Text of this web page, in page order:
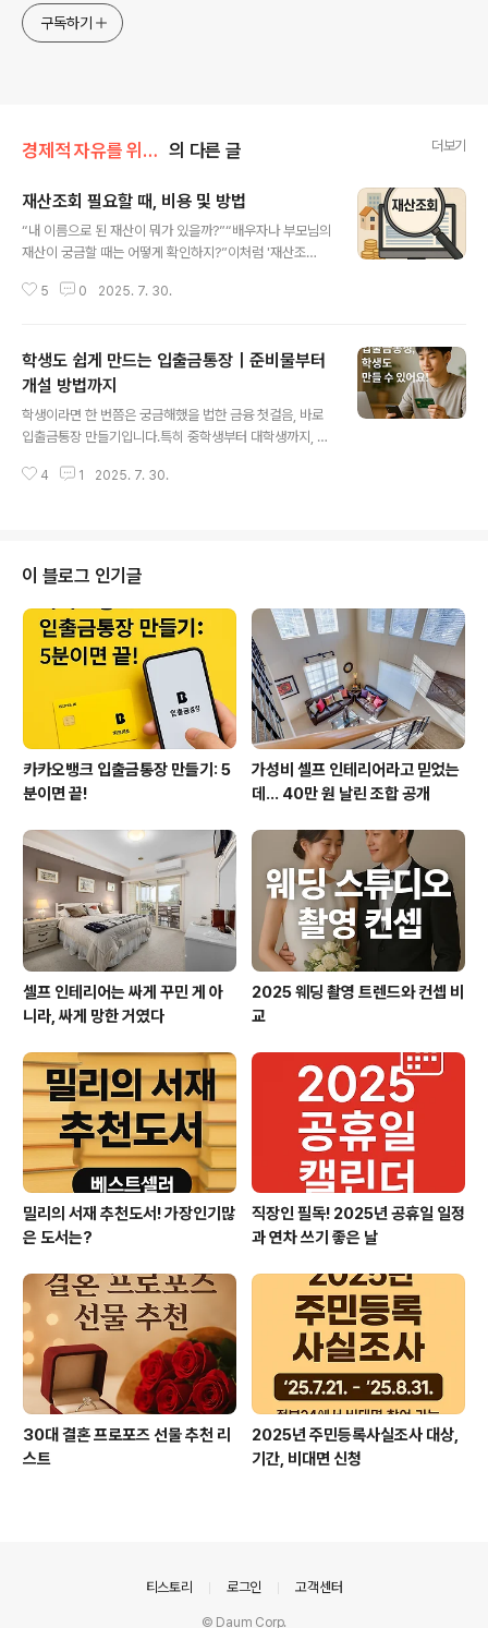
구독하기
경제적 자유를 위한 길 의 다른 글 더보기
재산조회 필요할 때, 비용 및 방법
“내 이름으로 된 재산이 뭐가 있을까?”“배우자나 부모님의
재산이 궁금할 때는 어떻게 확인하지?”이처럼 '재산조
리 등 다양한 상황에서 반드시 거쳐야 하는 중요한 절차입
절차를 말합니다.과거에는 관련 기관을 일일이 방문해야
했지만, 현재는 정부24, 홈택스, 대법원 인터넷 등기소, 금
융감독원 등 온라인 서비스를 통해 상당 부분 간편하게 확
인할 수 있게 되었습니다.재산조회의 주요 대상 – 어떤 정
보를 확인할 수 있나요?재산조회 서비스는 다음과 같은 자
산 항목을 조회하는 데 유용합니다:부동산: 토지, 아파트,
5 0 2025. 7. 30.
학생도 쉽게 만드는 입출금통장｜준비물부터
개설 방법까지
학생이라면 한 번쯤은 궁금해했을 법한 금융 첫걸음, 바로
입출금통장 만들기입니다.특히 중학생부터 대학생까지, 용
명의의 입출금통장 개설이 필수적입니다.그렇다면 학생은
년이라면 학생 본인 명의의 입출금통장 개설이 가능합니
다.단, 만 19세 미만의 미성년자는 반드시 법정대리인(보통
부모)의 동의가 필요하며,개설 가능한 계좌 수나 이용 가능
한 서비스에는 제한이 있을 수 있습니다.만 14세 미만의 경
우는 원칙적으로 통장 개설이 어렵지만,부모 명의로 된 보
호자 계좌에 입금하거나 부모와 함께 공..
4 1 2025. 7. 30.
이 블로그 인기글
카카오뱅크 입출금통장 만들기: 5
분이면 끝!
가성비 셀프 인테리어라고 믿었는
데… 40만 원 날린 조합 공개
셀프 인테리어는 싸게 꾸민 게 아
니라, 싸게 망한 거였다
2025 웨딩 촬영 트렌드와 컨셉 비
교
밀리의 서재 추천도서! 가장인기많
은 도서는?
직장인 필독! 2025년 공휴일 일정
과 연차 쓰기 좋은 날
30대 결혼 프로포즈 선물 추천 리
스트
2025년 주민등록사실조사 대상,
기간, 비대면 신청
티스토리 로그인 고객센터
© Daum Corp.